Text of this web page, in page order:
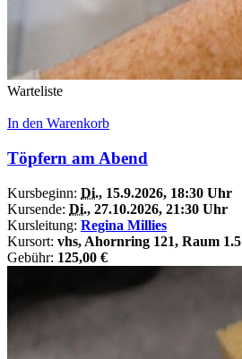
Warteliste
In den Warenkorb
Töpfern am Abend
Kursbeginn: Di., 15.9.2026, 18:30 Uhr
Kursende: Di., 27.10.2026, 21:30 Uhr
Kursleitung: Regina Millies
Kursort: vhs, Ahornring 121, Raum 1.5
Gebühr: 125,00 €